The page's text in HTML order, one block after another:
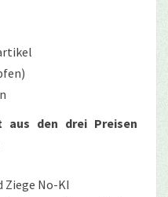
den drei Preisen
Ziege No-KI